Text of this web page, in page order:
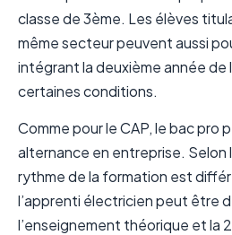
classe de 3ème. Les élèves
même secteur peuvent aussi
intégrant la deuxième année de
certaines conditions.
Comme pour le CAP, le bac pro
alternance en entreprise. Selon
rythme de la formation est
l’apprenti électricien peut être
l’enseignement théorique et la